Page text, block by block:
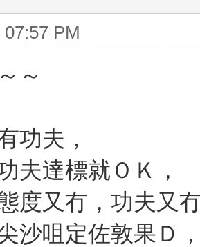
PM
～
功夫，
夫達標就ＯＫ，
度又冇，功夫又
沙咀定佐敦果Ｄ